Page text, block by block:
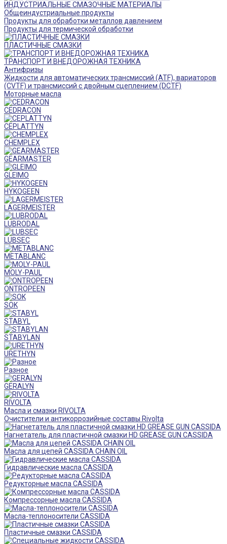
ИНДУСТРИАЛЬНЫЕ СМАЗОЧНЫЕ МАТЕРИАЛЫ
Общеиндустриальные продукты
Продукты для обработки металлов давлением
Продукты для термической обработки
ПЛАСТИЧНЫЕ СМАЗКИ
ТРАНСПОРТ И ВНЕДОРОЖНАЯ ТЕХНИКА
Антифризы
Жидкости для автоматических трансмиссий (ATF), вариаторов
(CVTF) и трансмиссий с двойным сцеплением (DCTF)
Моторные масла
CEDRACON
CEPLATTYN
CHEMPLEX
GEARMASTER
GLEIMO
HYKOGEEN
LAGERMEISTER
LUBRODAL
LUBSEC
METABLANC
MOLY-PAUL
ONTROPEEN
SOK
STABYL
STABYLAN
URETHYN
Разное
GERALYN
RIVOLTA
Масла и смазки RIVOLTA
Очистители и антикоррозийные составы Rivolta
Нагнетатель для пластичной смазки HD GREASE GUN CASSIDA
Масла для цепей CASSIDA CHAIN OIL
Гидравлические масла CASSIDA
Редукторные масла CASSIDA
Компрессорные масла CASSIDA
Масла-теплоносители CASSIDA
Пластичные смазки CASSIDA